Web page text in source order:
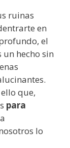
ruinas
en
el
hecho sin
que,
para
lo